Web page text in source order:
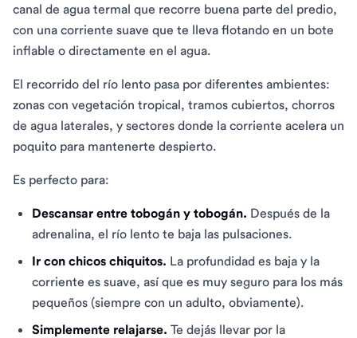
canal de agua termal que recorre buena parte del predio,
con una corriente suave que te lleva flotando en un bote
inflable o directamente en el agua.
El recorrido del río lento pasa por diferentes ambientes:
zonas con vegetación tropical, tramos cubiertos, chorros
de agua laterales, y sectores donde la corriente acelera un
poquito para mantenerte despierto.
Es perfecto para:
Descansar entre tobogán y tobogán. Después de la
adrenalina, el río lento te baja las pulsaciones.
Ir con chicos chiquitos. La profundidad es baja y la
corriente es suave, así que es muy seguro para los más
pequeños (siempre con un adulto, obviamente).
Simplemente relajarse. Te dejás llevar por la